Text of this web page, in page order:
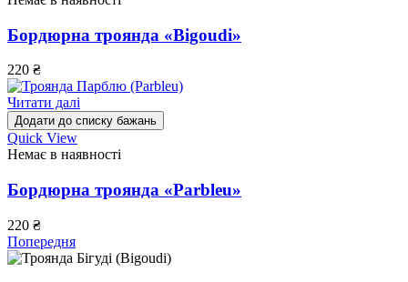
Бордюрна троянда «Bigoudi»
220 ₴
Читати далі
Додати до списку бажань
Quick View
Немає в наявності
Бордюрна троянда «Parbleu»
220 ₴
Попередня